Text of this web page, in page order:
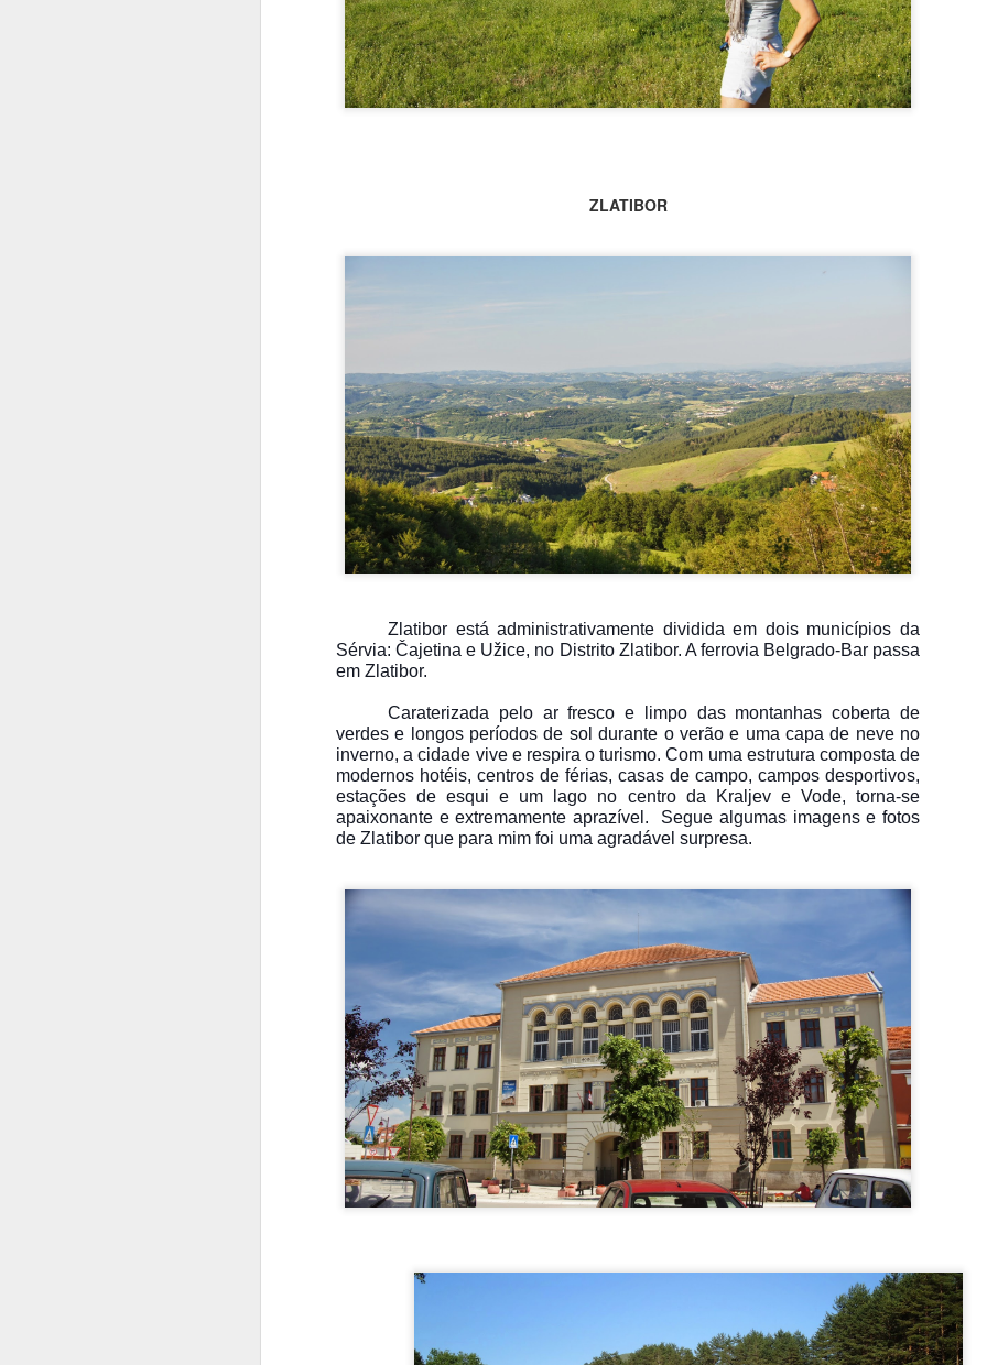
ZLATIBOR
Zlatibor está administrativamente dividida em dois municípios da
Sérvia: Čajetina e Užice, no Distrito Zlatibor. A ferrovia Belgrado-Bar passa
em Zlatibor.
Caraterizada pelo ar fresco e limpo das montanhas coberta de
verdes e longos períodos de sol durante o verão e uma capa de neve no
inverno, a cidade vive e respira o turismo. Com uma estrutura composta de
modernos hotéis, centros de férias, casas de campo, campos desportivos,
estações de esqui e um lago no centro da Kraljev e Vode, torna-se
apaixonante e extremamente aprazível. Segue algumas imagens e fotos
de Zlatibor que para mim foi uma agradável surpresa.
da história
Desde o século XV, existia um forte no local sendo que entre 1690 e 1693, foi
castelo barroco.
Em 1820, o castelo foi comprado pela família Rohan, aristocratas franceses
Francesa que decidiram permanecer no Império Austríaco. A posse de 125 anos
castelo foi nacionalizado e tornou-se de propriedade do estado. Desde 1950, ele tem
em pequena escala. Com o decorrer do tempo, na década de 1970, muitas
visitação.
início da década de 1990, sofreu uma extensa reconstrução e restauração dos
como os jardins parque do castelo estão em andamento, cujo objetivo é fazer com
mais próximo possível de sua forma original na época de seu maior apogeu, ou